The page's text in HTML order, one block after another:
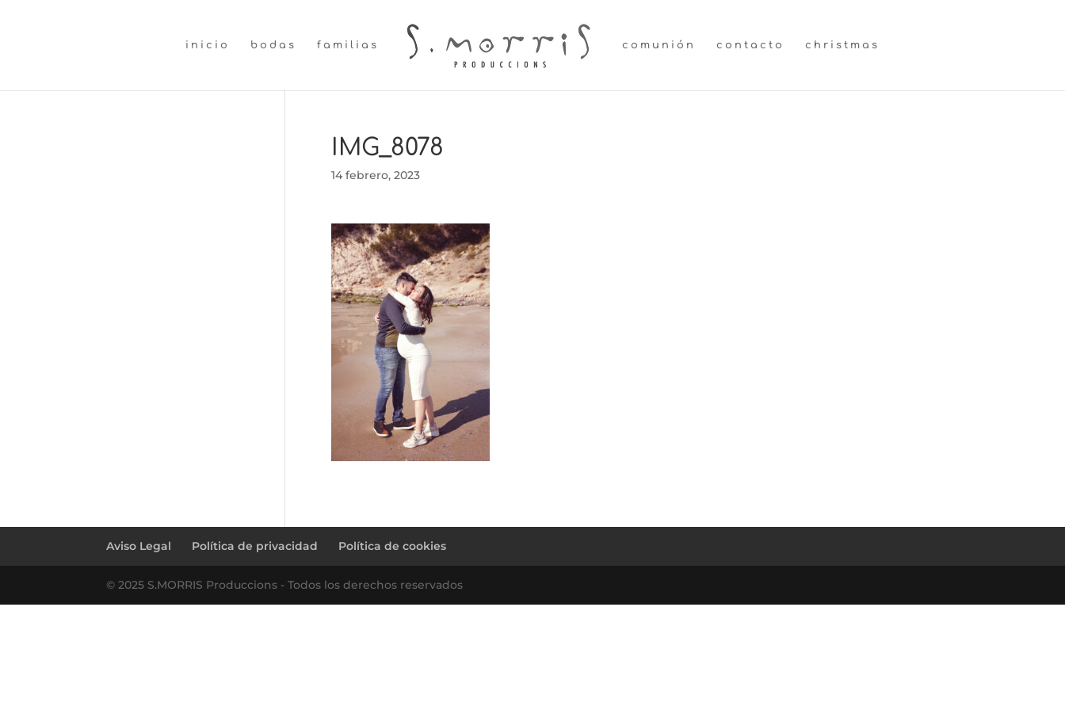
inicio bodas familias comunión contacto christmas
IMG_8078
14 febrero, 2023
Aviso Legal Política de privacidad Política de cookies
© 2025 S.MORRIS Produccions - Todos los derechos reservados